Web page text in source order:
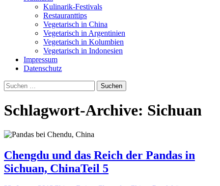
Kulinarik-Festivals
Restauranttips
Vegetarisch in China
Vegetarisch in Argentinien
Vegetarisch in Kolumbien
Vegetarisch in Indonesien
Impressum
Datenschutz
Suchen
nach:
Schlagwort-Archive: Sichuan
Chengdu und das Reich der Pandas in
Sichuan, ChinaTeil 5